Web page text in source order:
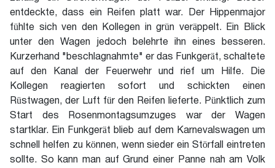
entdeckte, dass ein Reifen platt war. Der Hippenmajor
fühlte sich ven den Kollegen in grün veräppelt. Ein Blick
unter den Wagen jedoch belehrte ihn eines besseren.
Kurzerhand "beschlagnahmte" er das Funkgerät, schaltete
auf den Kanal der Feuerwehr und rief um Hilfe. Die
Kollegen reagierten sofort und schickten einen
Rüstwagen, der Luft für den Reifen lieferte. Pünktlich zum
Start des Rosenmontagsumzuges war der Wagen
startklar. Ein Funkgerät blieb auf dem Karnevalswagen um
schnell helfen zu können, wenn sieder ein Störfall eintreten
sollte. So kann man auf Grund einer Panne nah am Volk